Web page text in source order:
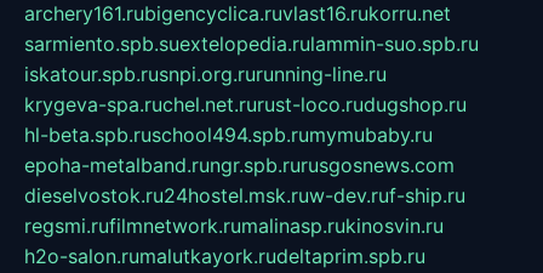
archery161.rubigencyclica.ruvlast16.rukorru.net
sarmiento.spb.suextelopedia.rulammin-suo.spb.ru
iskatour.spb.rusnpi.org.rurunning-line.ru
krygeva-spa.ruchel.net.rurust-loco.rudugshop.ru
hl-beta.spb.ruschool494.spb.rumymubaby.ru
epoha-metalband.rungr.spb.rurusgosnews.com
dieselvostok.ru24hostel.msk.ruw-dev.ruf-ship.ru
regsmi.rufilmnetwork.rumalinasp.rukinosvin.ru
h2o-salon.rumalutkayork.rudeltaprim.spb.ru